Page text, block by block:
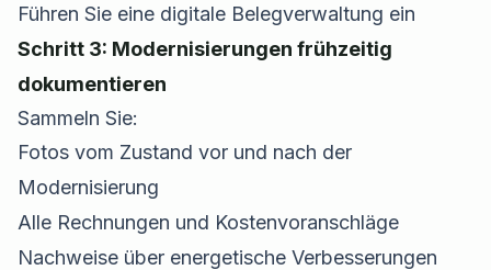
Führen Sie eine digitale Belegverwaltung ein
Schritt 3: Modernisierungen frühzeitig
dokumentieren
Sammeln Sie:
Fotos vom Zustand vor und nach der
Modernisierung
Alle Rechnungen und Kostenvoranschläge
Nachweise über energetische Verbesserungen